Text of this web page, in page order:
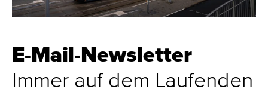
E-Mail-Newsletter
Immer auf dem Laufenden